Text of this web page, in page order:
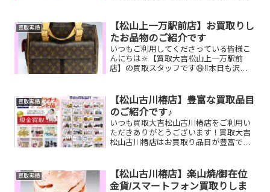
ーヌ家で眠っているお品物はございませ
んか？そのお品物ぜひ...
買取実績
【松山上一万駅前店】お買取りし
たお品物のご紹介です
いつもご利用してくださっている皆様こ
んにちは🔆【買取大吉松山上一万駅前
店】の買取スタッフです😆‼️本日も沢山
ィトン ティファニ
ー 天保通宝ミュルテ...
買取実績
【松山古川椿店】豊富な買取品目
のご紹介です♪
いつも買取大吉松山古川椿店をご利用い
ただきありがとうございます！買取大吉
松山古川椿店はお買取り品目が豊富で
たものや、片手でお持ちいただけるもの
ならお買取りできるお品が...
買取実績
【松山古川椿店】楽山焼/御在位
金貨/スマートフォン買取りしま